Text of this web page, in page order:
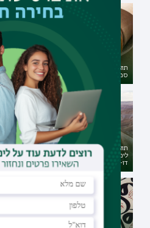
תואר ראשון בתורה שבעל-פה עם
ספרות עם ישראל - דו-חוגי מובנה
תואר ראשון בתורה שבעל-פה עם
לימודי ארץ ישראל וארכאולוגיה -
דו-חוגי מובנה